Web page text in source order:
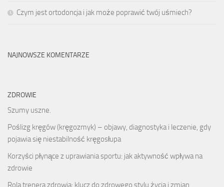
Czym jest ortodoncja i jak może poprawić twój uśmiech?
NAJNOWSZE KOMENTARZE
ZDROWIE
Szumy uszne.
Poślizg kręgów (kręgozmyk) – objawy, diagnostyka i leczenie, gdy
pojawia się niestabilność kręgosłupa
Korzyści płynące z uprawiania sportu: jak aktywność wpływa na
zdrowie
Rola trenera zdrowia: klucz do zdrowego stylu życia i zmian